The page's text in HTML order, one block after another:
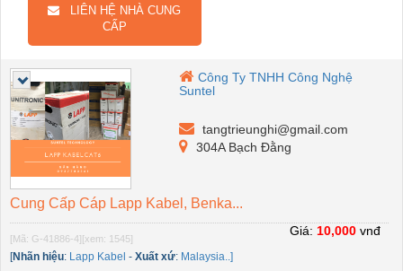
LIÊN HỆ NHÀ CUNG
CẤP
Công Ty TNHH Công Nghệ
Suntel
tangtrieunghi@gmail.com
304A Bạch Đằng
Cung Cấp Cáp Lapp Kabel, Benka...
[Mã: G-41886-4] [xem: 1545]
[Nhãn hiệu: Lapp Kabel - Xuất xứ: Malaysia..]
Giá: 10,000 vnđ